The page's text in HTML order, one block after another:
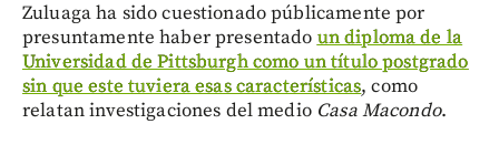
Zuluaga ha sido cuestionado públicamente por
presuntamente haber presentadoun diploma de la
Universidad de Pittsburgh como un título postgrado
sin que este tuviera esas características, como
relatan investigaciones del medio Casa Macondo.